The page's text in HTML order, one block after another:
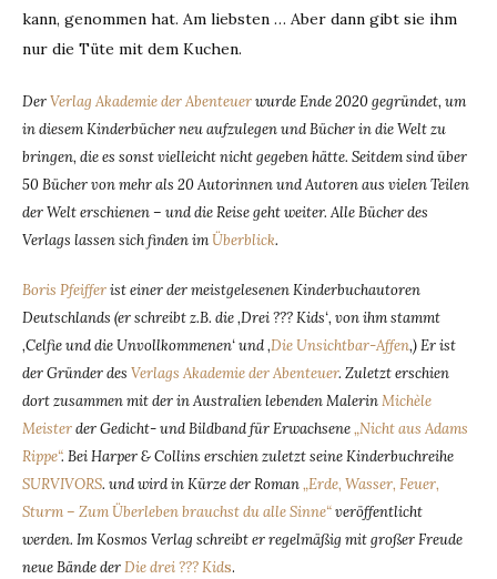
kann, genommen hat. Am liebsten … Aber dann gibt sie ihm
nur die Tüte mit dem Kuchen.
DerVerlag Akademie der Abenteuerwurde Ende 2020 gegründet, um
in diesem Kinderbücher neu aufzulegen und Bücher in die Welt zu
bringen, die es sonst vielleicht nicht gegeben hätte. Seitdem sind über
50 Bücher von mehr als 20 Autorinnen und Autoren aus vielen Teilen
der Welt erschienen – und die Reise geht weiter. Alle Bücher des
Verlags lassen sich finden imÜberblick.
Boris Pfeifferist einer der meistgelesenen Kinderbuchautoren
Deutschlands (er schreibt z.B. die ‚Drei ??? Kids‘, von ihm stammt
‚Celfie und die Unvollkommenen‘ und ‚Die Unsichtbar-Affen‚) Er ist
der Gründer des Verlags Akademie der Abenteuer. Zuletzt erschien
dort zusammen mit der in Australien lebenden MalerinMichèle
Meisterder Gedicht- und Bildband für Erwachsene„Nicht aus Adams
Rippe“. Bei Harper & Collins erschien zuletzt seine Kinderbuchreihe
SURVIVORS. und wird in Kürze der Roman„Erde, Wasser, Feuer,
Sturm – Zum Überleben brauchst du alle Sinne“veröffentlicht
werden. Im Kosmos Verlag schreibt er regelmäßig mit großer Freude
neue Bände derDie drei ??? Kids.